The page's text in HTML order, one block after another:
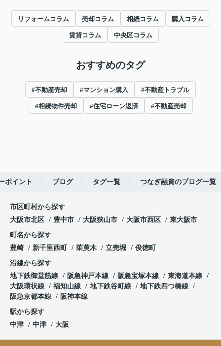
リフォームコラム 売却コラム 相続コラム 購入コラム
賃貸コラム 中央区コラム
おすすめのタグ
#不動産売却 #マンション購入 #不動産トラブル
#相続物件売却 #住宅ローン返済 #不動産売却
ポイント ブログ タグ一覧 つなぎ融資のブログ一覧
市区町村から探す
大阪市北区
豊中市 大阪狭山市 大阪市西区 東大阪市
町名から探す
豊崎
新千里西町 茱萸木 立売堀 俊徳町
沿線から探す
地下鉄御堂筋線
阪急神戸本線 阪急宝塚本線
東海道本線
大阪環状線
福知山線 地下鉄谷町線
地下鉄四つ橋線
阪急京都本線
阪神本線
駅から探す
中津
中津 大阪